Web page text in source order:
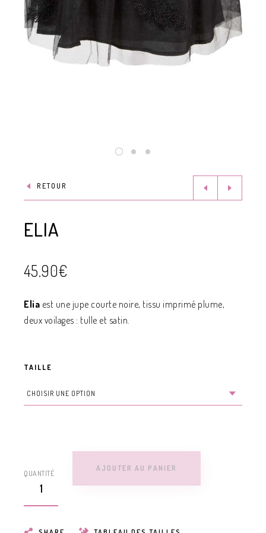
RETOUR
ELIA
45.90€
Elia est une jupe courte noire, tissu imprimé plume,
deux voilages : tulle et satin.
TAILLE
QUANTITÉ
AJOUTER AU PANIER